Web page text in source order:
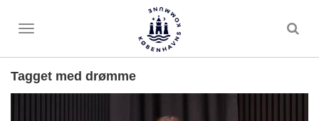
Toggle
Tagget med drømme